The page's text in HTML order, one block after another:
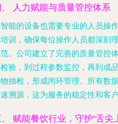
人力赋能与质量管控体系
能的设备也需要专业的人员操
训，确保每位操作人员都深刻
。公司建立了完善的质量管控
验，到过程参数监控，再到成
抽检，形成闭环管理。所有数
溯源，这为服务的稳定性和客
赋能餐饮行业，守护“舌尖